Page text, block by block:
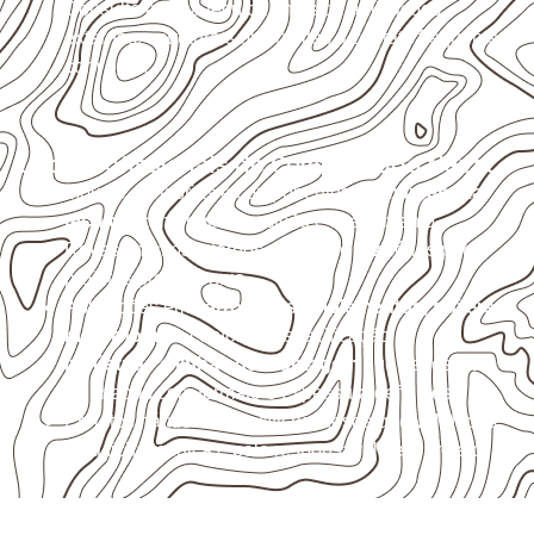
Consulte a ficha técnica antes de aplicações
externas, estruturais ou sujeitas a contato frequente
com água.
Usos profissionais do Compensado Naval
Móveis, divisórias e componentes de
marcenaria
técnica
, conforme exposição e acabamento.
Revestimentos internos, painéis e divisórias para
projetos profissionais.
Aplicações em
carrocerias, implementos, trailers e
motorhomes, conforme especificação.
Indústrias e linhas de montagem
que necessitam
de chapas com formato e espessura definidos.
Projetos náuticos específicos, desde que validados
pela ficha técnica e pelo responsável pelo projeto.